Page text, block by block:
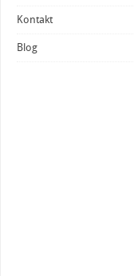
Kontakt
Blog